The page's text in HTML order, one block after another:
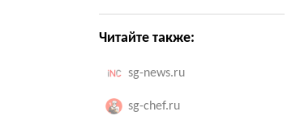
Читайте также:
sg-news.ru
sg-chef.ru